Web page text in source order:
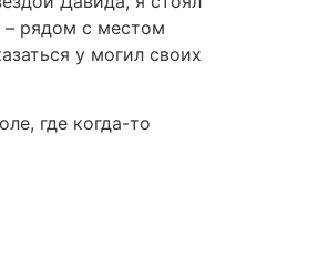
– рядом с местом
у могил своих
где когда-то